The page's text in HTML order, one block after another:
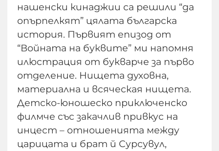
нашенски кинаджии са решили “да
опърпелкят” цялата българска
история. Първият епизод от
“Войната на буквите” ми напомня
илюстрация от букварче за първо
отделение. Нищета духовна,
материална и всяческая нищета.
Детско-юношеско приключенско
филмче със закачлив привкус на
инцест – отношенията между
царицата и брат й Сурсувул,